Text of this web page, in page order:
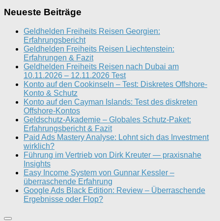
Neueste Beiträge
Geldhelden Freiheits Reisen Georgien:
Erfahrungsbericht
Geldhelden Freiheits Reisen Liechtenstein:
Erfahrungen & Fazit
Geldhelden Freiheits Reisen nach Dubai am
10.11.2026 – 12.11.2026 Test
Konto auf den Cookinseln – Test: Diskretes Offshore-
Konto & Schutz
Konto auf den Cayman Islands: Test des diskreten
Offshore-Kontos
Geldschutz-Akademie – Globales Schutz-Paket:
Erfahrungsbericht & Fazit
Paid Ads Mastery Analyse: Lohnt sich das Investment
wirklich?
Führung im Vertrieb von Dirk Kreuter — praxisnahe
Insights
Easy Income System von Gunnar Kessler –
überraschende Erfahrung
Google Ads Black Edition: Review – Überraschende
Ergebnisse oder Flop?